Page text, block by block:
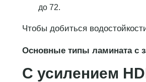
до 72.
Чтобы добиться
Основные типы ламината с
С усилением